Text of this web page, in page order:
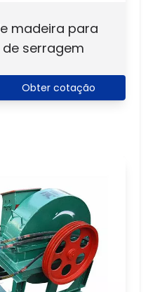
madeira para
serragem
Obter cotação